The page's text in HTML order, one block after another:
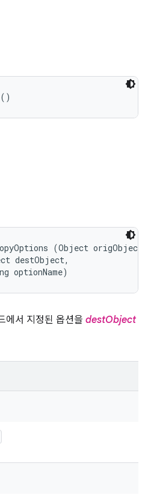
(Object
destObject,
optionName)
에서 지정된 옵션을 destObject